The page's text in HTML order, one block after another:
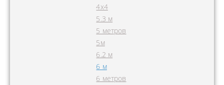
4x4
5.3 м
5 метров
5м
6.2 м
6 м
6 метров